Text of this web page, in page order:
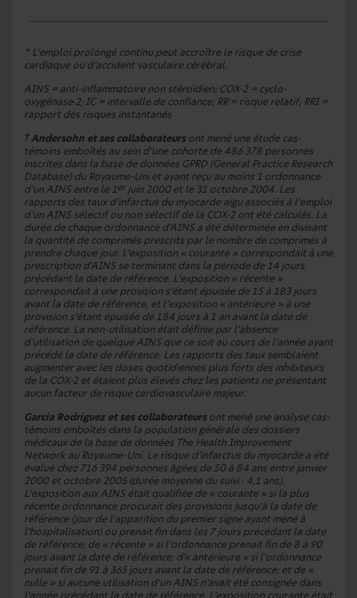
* L’emploi prolongé continu peut accroître le risque de crise
cardiaque ou d’accident vasculaire cérébral.
AINS = anti-inflammatoire non stéroïdien; COX-2 = cyclo-
oxygénase‑2; IC = intervalle de confiance; RR = risque relatif; RRI =
rapport des risques instantanés
†Andersohn et ses collaborateursont mené une étude cas-
témoins emboîtés au sein d’une cohorte de 486 378 personnes
inscrites dans la base de données GPRD (General Practice Research
Database) du Royaume-Uni et ayant reçu au moins 1 ordonnance
d’un AINS entre le 1 erjuin 2000 et le 31 octobre 2004. Les
rapports des taux d’infarctus du myocarde aigu associés à l’emploi
d’un AINS sélectif ou non sélectif de la COX-2 ont été calculés. La
durée de chaque ordonnance d’AINS a été déterminée en divisant
la quantité de comprimés prescrits par le nombre de comprimés à
prendre chaque jour. L’exposition « courante » correspondait à une
prescription d’AINS se terminant dans la période de 14 jours
précédant la date de référence. L’exposition « récente »
correspondait à une provision s’étant épuisée de 15 à 183 jours
avant la date de référence, et l’exposition « antérieure » à une
provision s’étant épuisée de 184 jours à 1 an avant la date de
référence. La non-utilisation était définie par l’absence
d’utilisation de quelque AINS que ce soit au cours de l’année ayant
précédé la date de référence. Les rapports des taux semblaient
augmenter avec les doses quotidiennes plus forts des inhibiteurs
de la COX-2 et étaient plus élevés chez les patients ne présentant
aucun facteur de risque cardiovasculaire majeur.
Garcia Rodriguez et ses collaborateursont mené une analyse cas-
témoins emboîtés dans la population générale des dossiers
médicaux de la base de données The Health Improvement
Network au Royaume-Uni. Le risque d’infarctus du myocarde a été
évalué chez 716 394 personnes âgées de 50 à 84 ans entre janvier
2000 et octobre 2005 (durée moyenne du suivi : 4,1 ans).
L’exposition aux AINS était qualifiée de « courante » si la plus
récente ordonnance procurait des provisions jusqu’à la date de
référence (jour de l’apparition du premier signe ayant mené à
l’hospitalisation) ou prenait fin dans les 7 jours précédant la date
de référence; de « récente » si l’ordonnance prenait fin de 8 à 90
jours avant la date de référence; d’« antérieure » si l’ordonnance
prenait fin de 91 à 365 jours avant la date de référence; et de «
nulle » si aucune utilisation d’un AINS n’avait été consignée dans
l’année précédant la date de référence. L’exposition courante était